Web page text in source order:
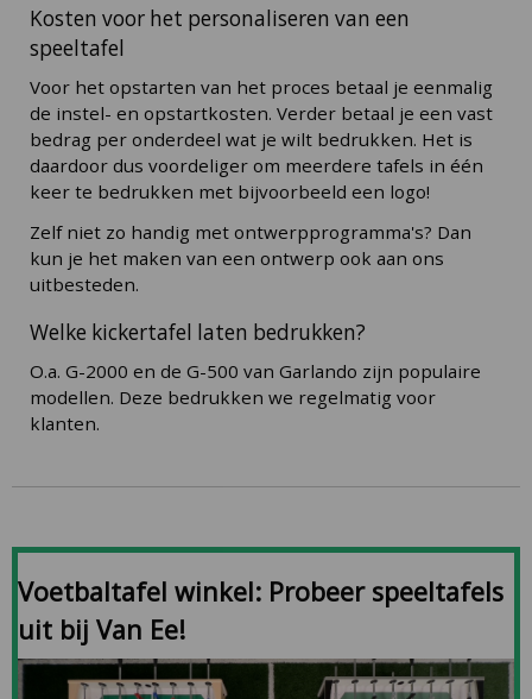
Kosten voor het personaliseren van een
speeltafel
Voor het opstarten van het proces betaal je eenmalig
de instel- en opstartkosten. Verder betaal je een vast
bedrag per onderdeel wat je wilt bedrukken. Het is
daardoor dus voordeliger om meerdere tafels in één
keer te bedrukken met bijvoorbeeld een logo!
Zelf niet zo handig met ontwerpprogramma's? Dan
kun je het maken van een ontwerp ook aan ons
uitbesteden.
Welke kickertafel laten bedrukken?
O.a. G-2000 en de G-500 van Garlando zijn populaire
modellen. Deze bedrukken we regelmatig voor
klanten.
Voetbaltafel winkel: Probeer speeltafels
uit bij Van Ee!